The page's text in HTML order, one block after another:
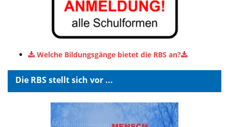
Welche Bildungsgänge bietet die RBS an?
Die RBS stellt sich vor ...